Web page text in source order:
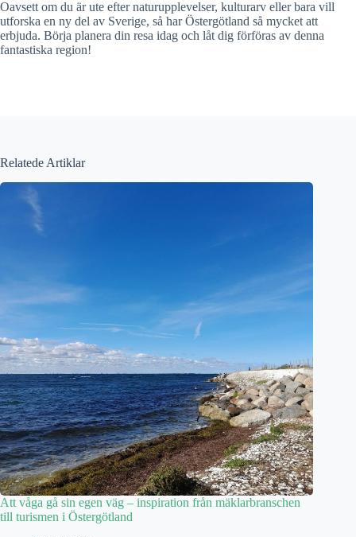
Oavsett om du är ute efter naturupplevelser, kulturarv eller bara vill
utforska en ny del av Sverige, så har Östergötland så mycket att
erbjuda. Börja planera din resa idag och låt dig förföras av denna
fantastiska region!
Relatede Artiklar
Att våga gå sin egen väg – inspiration från mäklarbranschen
till turismen i Östergötland